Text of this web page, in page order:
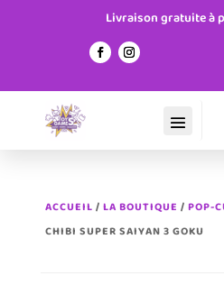
Livraison gratuite à
ACCUEIL / LA BOUTIQUE / POP-
CHIBI SUPER SAIYAN 3 GOKU